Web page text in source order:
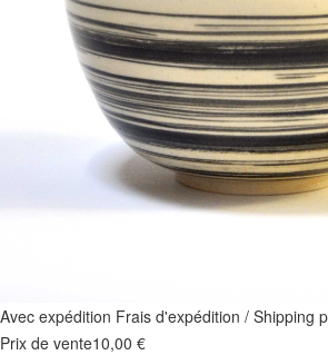
Avec expédition Frais d'expédition / Shipping
Prix ​​de vente10,00 €